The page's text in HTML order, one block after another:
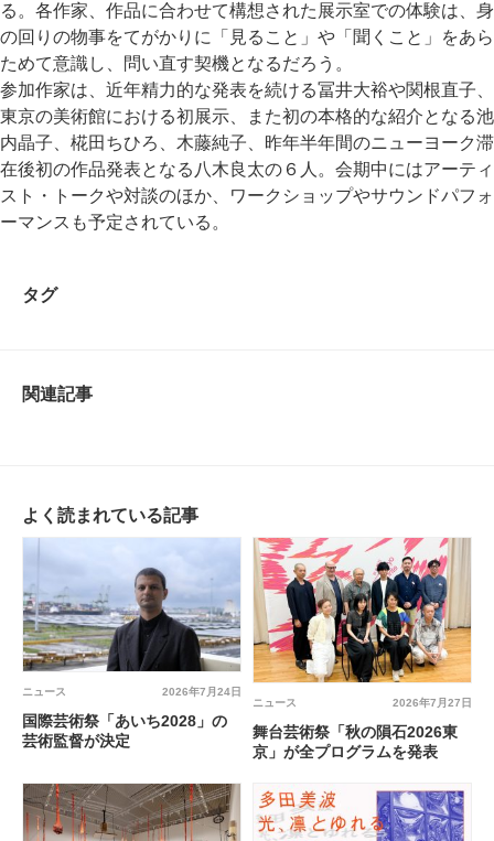
る。各作家、作品に合わせて構想された展示室での体験は、身
の回りの物事をてがかりに「見ること」や「聞くこと」をあら
ためて意識し、問い直す契機となるだろう。
参加作家は、近年精力的な発表を続ける冨井大裕や関根直子、
東京の美術館における初展示、また初の本格的な紹介となる池
内晶子、椛田ちひろ、木藤純子、昨年半年間のニューヨーク滞
在後初の作品発表となる八木良太の６人。会期中にはアーティ
スト・トークや対談のほか、ワークショップやサウンドパフォ
ーマンスも予定されている。
タグ
関連記事
よく読まれている記事
2026年7月24日
ニュース
国際芸術祭「あいち2028」の
芸術監督が決定
2026年7月27日
ニュース
舞台芸術祭「秋の隕石2026東
京」が全プログラムを発表